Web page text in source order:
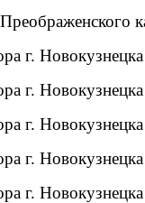
г.
г.
г.
г.
г.